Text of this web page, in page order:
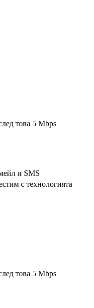
това 5 Mbps
и SMS
с технологията
това 5 Mbps